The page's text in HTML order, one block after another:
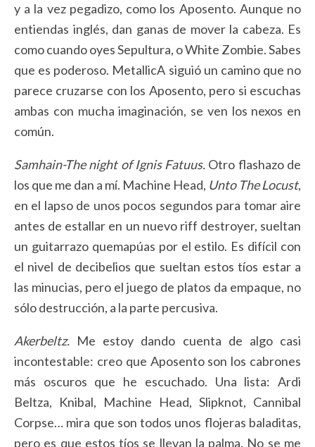
y a la vez pegadizo, como los Aposento. Aunque no
entiendas inglés, dan ganas de mover la cabeza. Es
como cuando oyes Sepultura, o White Zombie. Sabes
que es poderoso. MetallicA siguió un camino que no
parece cruzarse con los Aposento, pero si escuchas
ambas con mucha imaginación, se ven los nexos en
común.
Samhain-The night of Ignis Fatuus. Otro flashazo de
los que me dan a mí. Machine Head, Unto The Locust,
en el lapso de unos pocos segundos para tomar aire
antes de estallar en un nuevo riff destroyer, sueltan
un guitarrazo quemapúas por el estilo. Es difícil con
el nivel de decibelios que sueltan estos tíos estar a
las minucias, pero el juego de platos da empaque, no
sólo destrucción, a la parte percusiva.
Akerbeltz. Me estoy dando cuenta de algo casi
incontestable: creo que Aposento son los cabrones
más oscuros que he escuchado. Una lista: Ardi
Beltza, Knibal, Machine Head, Slipknot, Cannibal
Corpse… mira que son todos unos flojeras baladitas,
pero es que estos tíos se llevan la palma. No se me